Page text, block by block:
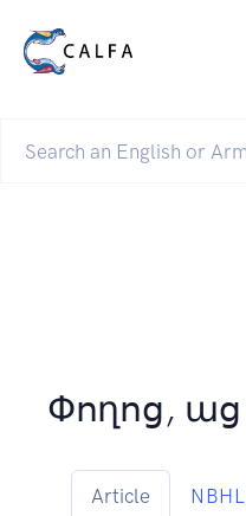
Փողոց, աց
Article NBHL